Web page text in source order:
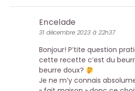
Encelade
31 décembre 2023 à 22h37
Bonjour! P’tite question
cette recette c’est du
beurre doux?
Je ne m’y connais